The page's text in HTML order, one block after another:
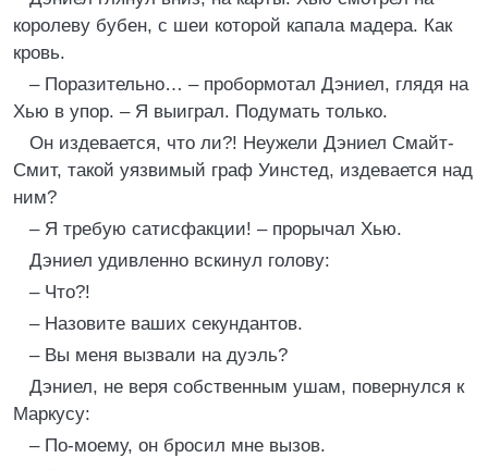
королеву бубен, с шеи которой капала мадера. Как
кровь.
– Поразительно… – пробормотал Дэниел, глядя на
Хью в упор. – Я выиграл. Подумать только.
Он издевается, что ли?! Неужели Дэниел Смайт-
Смит, такой уязвимый граф Уинстед, издевается над
ним?
– Я требую сатисфакции! – прорычал Хью.
Дэниел удивленно вскинул голову:
– Что?!
– Назовите ваших секундантов.
– Вы меня вызвали на дуэль?
Дэниел, не веря собственным ушам, повернулся к
Маркусу:
– По-моему, он бросил мне вызов.